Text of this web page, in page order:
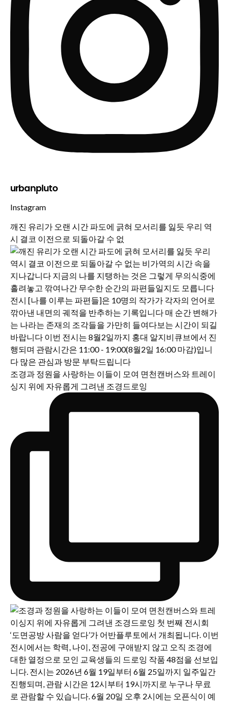
urbanpluto
Instagram
깨진 유리가 오랜 시간 파도에 긁혀 모서리를 잃듯 우리 역
시 결코 이전으로 되돌아갈 수 없
조경과 정원을 사랑하는 이들이 모여 면천캔버스와 트레이
싱지 위에 자유롭게 그려낸 조경드로잉